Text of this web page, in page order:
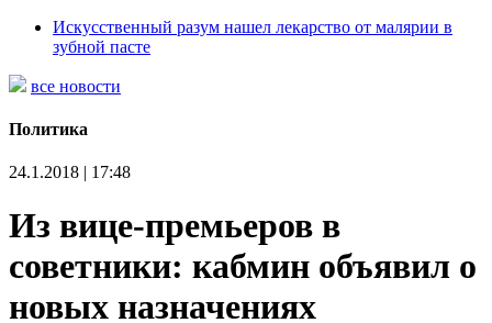
Искусственный разум нашел лекарство от малярии в
зубной пасте
все новости
Политика
24.1.2018 | 17:48
Из вице-премьеров в
советники: кабмин объявил о
новых назначениях